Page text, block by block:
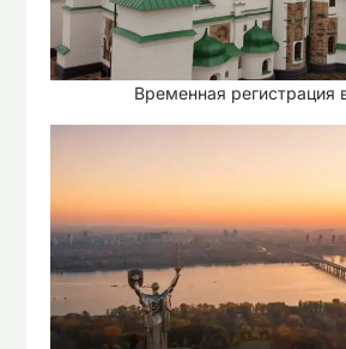
Временная регистрация